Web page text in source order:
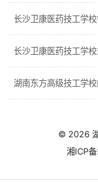
长沙卫康医药技工学
长沙卫康医药技工学
湖南东方高级技工学
© 2026
湘ICP